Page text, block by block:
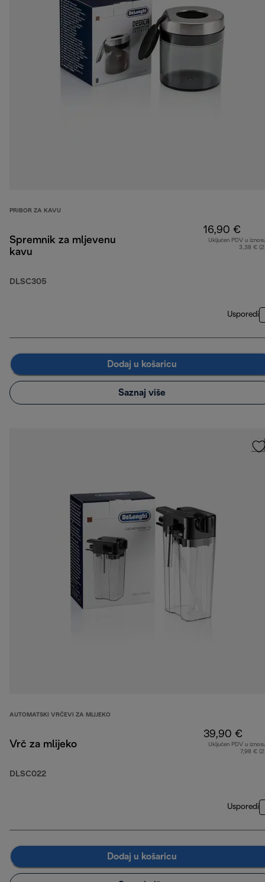
PRIBOR ZA KAVU
Spremnik za mljevenu
kavu
DLSC305
16,90 €
Uključen PDV u
3,38 €
Usporedi
Dodaj u košaricu
Saznaj više
AUTOMATSKI VRČEVI ZA MLIJEKO
Vrč za mlijeko
DLSC022
39,90 €
Uključen PDV u
7,98 €
Usporedi
Dodaj u košaricu